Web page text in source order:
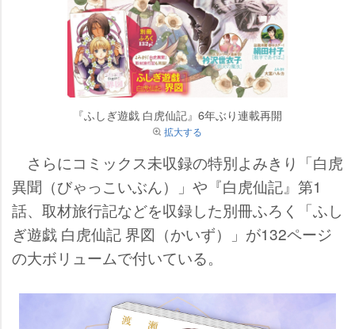
『ふしぎ遊戯 白虎仙記』6年ぶり連載再開
拡大する
さらにコミックス未収録の特別よみきり「白虎
異聞（びゃっこいぶん）」や『白虎仙記』第1
話、取材旅行記などを収録した別冊ふろく「ふし
ぎ遊戯 白虎仙記 界図（かいず）」が132ページ
の大ボリュームで付いている。